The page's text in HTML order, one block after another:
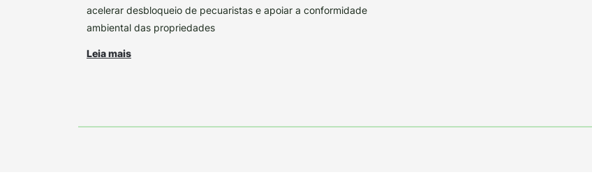
acelerar desbloqueio de pecuaristas e apoiar a conformidade
ambiental das propriedades
Leia mais